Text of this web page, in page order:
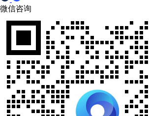
微信咨询